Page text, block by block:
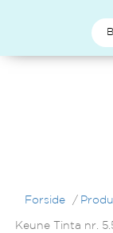
Forside /
Keune Tinta nr.